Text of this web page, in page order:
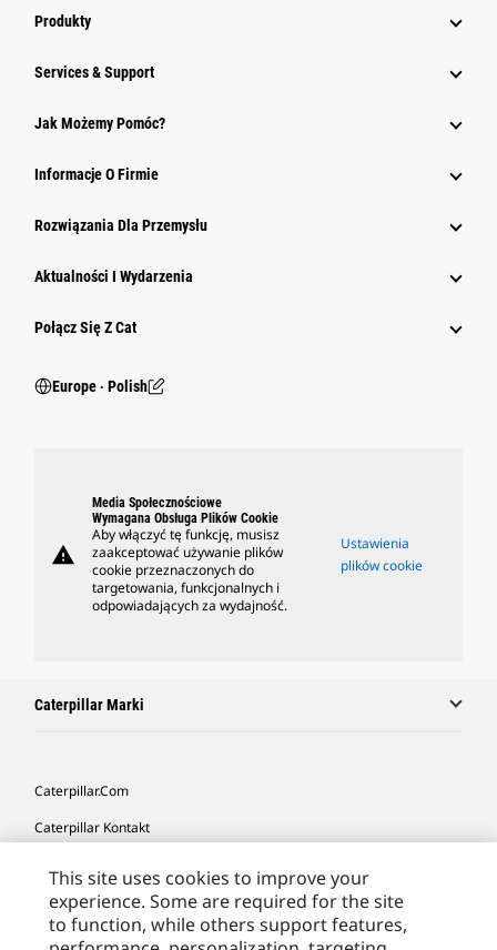
Produkty
Services & Support
Jak Możemy Pomóc?
Informacje O Firmie
Rozwiązania Dla Przemysłu
Aktualności I Wydarzenia
Połącz Się Z Cat
Europe ‧ Polish
warning
Media Społecznościowe
Wymagana Obsługa Plików Cookie
Aby włączyć tę funkcję, musisz
zaakceptować używanie plików
cookie przeznaczonych do
targetowania, funkcjonalnych i
odpowiadających za wydajność.
Ustawienia
plików cookie
Caterpillar Marki
Caterpillar.com
Caterpillar Kontakt
Moje Preferencje Marketingowe
Site Map
This site uses cookies to improve your
experience. Some are required for the site
to function, while others support features,